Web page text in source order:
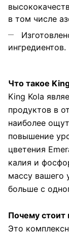
в том числе
ингредиентов.
Что такое
King Kola
продуктов в
наиболее
повышение
цветения
калия и
массу вашего
больше с
Почему стоит
Это